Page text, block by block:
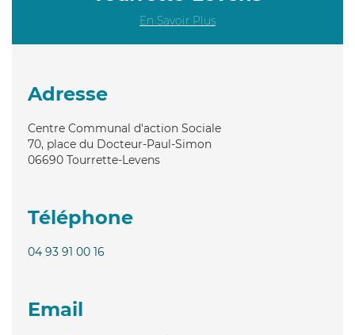
En Savoir Plus
Adresse
Centre Communal d'action Sociale
70, place du Docteur-Paul-Simon
06690 Tourrette-Levens
Téléphone
04 93 91 00 16
Email